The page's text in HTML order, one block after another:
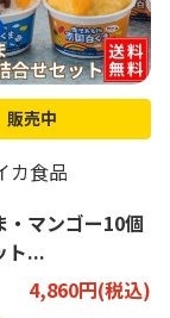
販売中
カ食品
・マンゴー10個
ト...
4,860円(税込)